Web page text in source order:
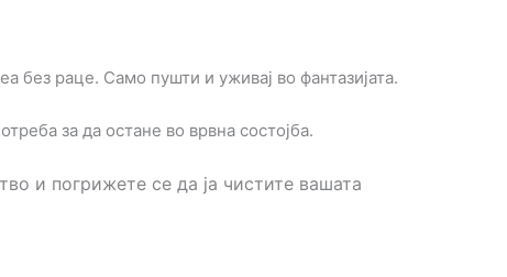
без раце. Само пушти и уживај во фантазијата.
за да остане во врвна состојба.
и погрижете се да ја чистите вашата